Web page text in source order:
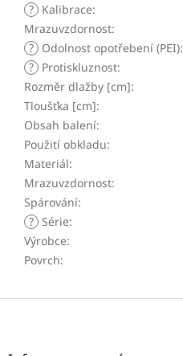
? Kalibrace:
Mrazuvzdornost:
? Odolnost opotřebení (PEI):
? Protiskluznost:
Rozměr dlažby [cm]:
Tloušťka [cm]:
Obsah balení:
Použití obkladu:
Materiál:
Mrazuvzdornost:
Spárování:
? Série:
Výrobce:
Povrch:
Z